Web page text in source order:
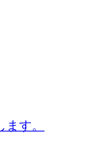
す。